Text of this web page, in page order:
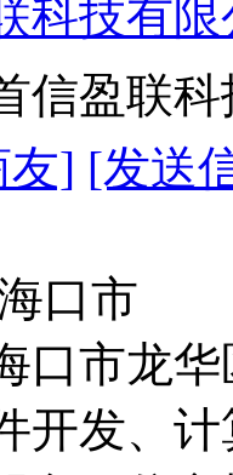
科技有限
信盈联
友] [发送
口市
口市龙
开发、